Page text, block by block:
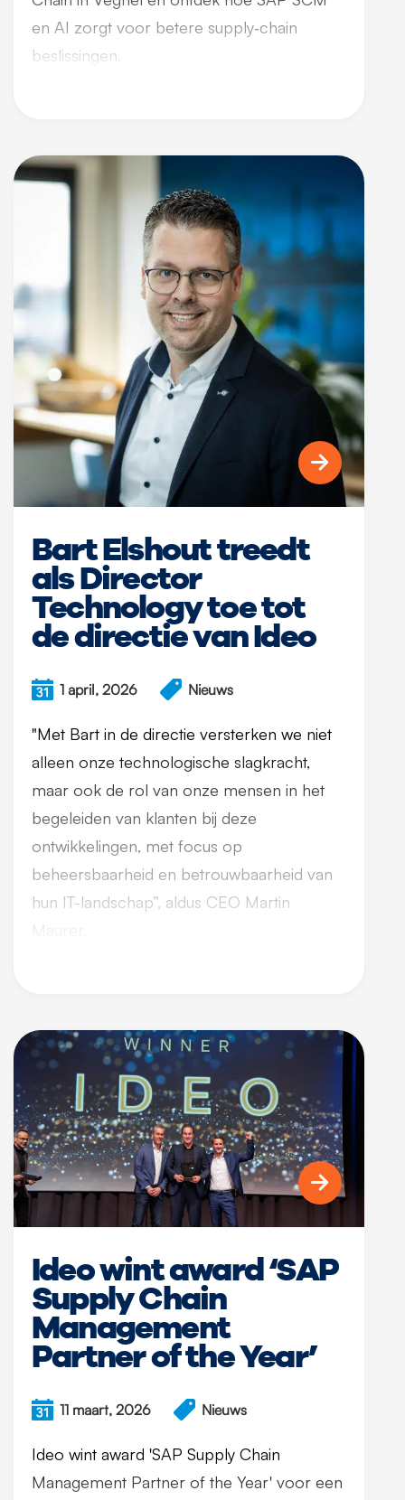
en AI zorgt voor betere supply‑chain
beslissingen.
Bart Elshout treedt
als Director
Technology toe tot
de directie van Ideo
1 april, 2026 Nieuws
"Met Bart in de directie versterken we niet
alleen onze technologische slagkracht,
maar ook de rol van onze mensen in het
begeleiden van klanten bij deze
ontwikkelingen, met focus op
beheersbaarheid en betrouwbaarheid van
hun IT-landschap”, aldus CEO Martin
Maurer.
Ideo wint award ‘SAP
Supply Chain
Management
Partner of the Year’
11 maart, 2026 Nieuws
Ideo wint award 'SAP Supply Chain
Management Partner of the Year' voor een